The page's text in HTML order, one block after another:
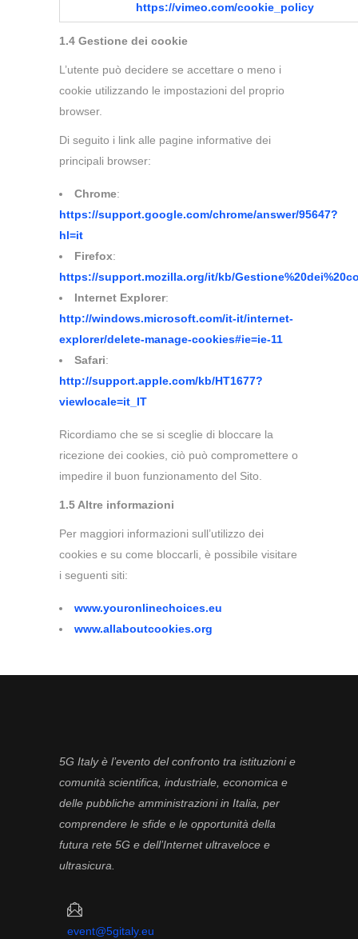
https://vimeo.com/cookie_policy
1.4 Gestione dei cookie
L’utente può decidere se accettare o meno i
cookie utilizzando le impostazioni del proprio
browser.
Di seguito i link alle pagine informative dei
principali browser:
Chrome:
https://support.google.com/chrome/answer/95647?
hl=it
Firefox:
https://support.mozilla.org/it/kb/
Internet Explorer:
http://windows.microsoft.com/it-it/internet-
explorer/delete-manage-cookies#ie=ie-11
Safari:
http://support.apple.com/kb/HT1677?
viewlocale=it_IT
Ricordiamo che se si sceglie di bloccare la
ricezione dei cookies, ciò può compromettere o
impedire il buon funzionamento del Sito.
1.5 Altre informazioni
Per maggiori informazioni sull’utilizzo dei
cookies e su come bloccarli, è possibile visitare
i seguenti siti:
www.youronlinechoices.eu
www.allaboutcookies.org
5G Italy è l’evento del confronto tra istituzioni e
comunità scientifica, industriale, economica e
delle pubbliche amministrazioni in Italia, per
comprendere le sfide e le opportunità della
futura rete 5G e dell’Internet ultraveloce e
ultrasicura.
event@5gitaly.eu